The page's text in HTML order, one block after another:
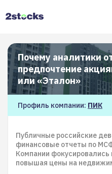
Почему аналитики
предпочтение
или «Эталон»
Профиль компании: ПИК
Публичные российские
финансовые отчеты по
Компании фокусировались
повышая цены на